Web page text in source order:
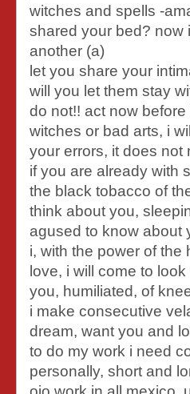
witches and spells -
shared your bed? now
another (a)
let you share your
will you let them stay
do not!! act now
witches or bad arts, i
your errors, it does not
if you are already with
the black tobacco of
think about you,
agused to know about
i, with the power of the
love, i will come to
you, humiliated, of
i make consecutive
dream, want you and
to do my work i need
personally, short and